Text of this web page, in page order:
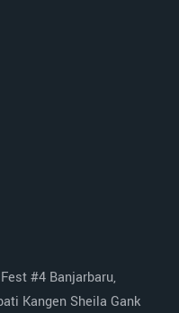
#4 Banjarbaru,
Kangen Sheila Gank